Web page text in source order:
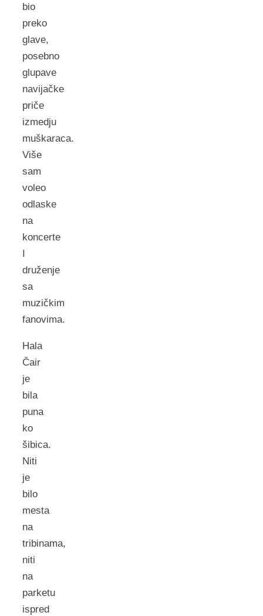
bio
preko
glave,
posebno
glupave
navijačke
priče
izmedju
muškaraca.
Više
sam
voleo
odlaske
na
koncerte
I
druženje
sa
muzičkim
fanovima.
Hala
Čair
je
bila
puna
ko
šibica.
Niti
je
bilo
mesta
na
tribinama,
niti
na
parketu
ispred